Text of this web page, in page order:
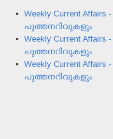
Weekly Current
പുത്തനറിവുകളും
Weekly Current
പുത്തനറിവുകളും
Weekly Current
പുത്തനറിവുകളും